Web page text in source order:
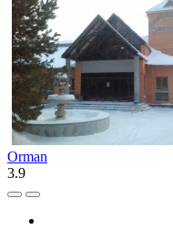
Orman
3.9